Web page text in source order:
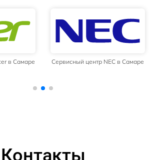
в Самаре Сервисный центр NEC в Самаре
Контакты